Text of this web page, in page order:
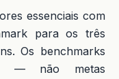
essenciais com
para os três
Os benchmarks
— não metas